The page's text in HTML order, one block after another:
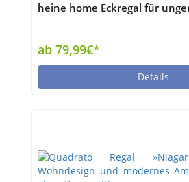
heine home Eckregal für
ab 79,99€*
Details